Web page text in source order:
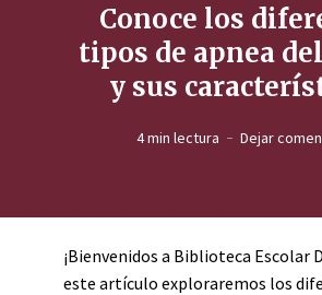
Conoce los
tipos de apnea
y sus
4 min lectura Dejar
¡Bienvenidos a Biblioteca Escolar
este artículo exploraremos los